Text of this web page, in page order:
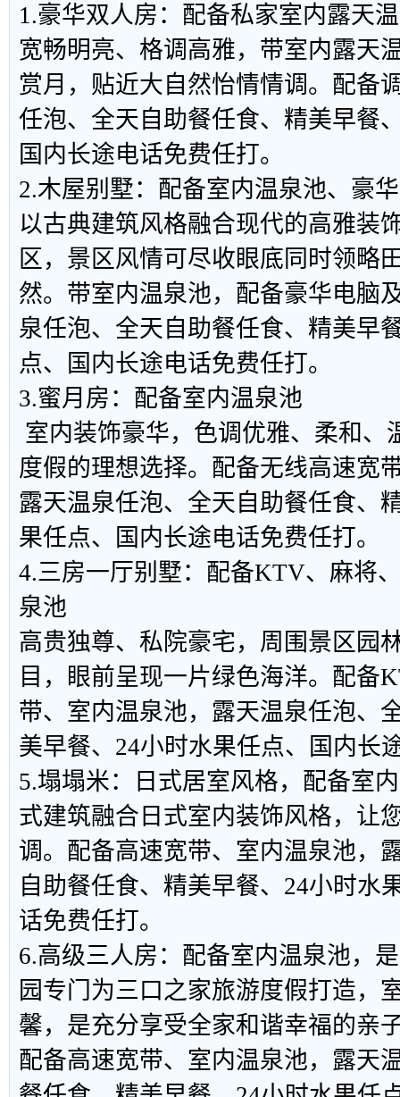
1.豪华双人房：配备私家室内露天
宽畅明亮、格调高雅，带室内露天
赏月，贴近大自然怡情情调。配备
任泡、全天自助餐任食、精美早餐
国内长途电话免费任打。
2.木屋别墅：配备室内温泉池、豪
以古典建筑风格融合现代的高雅装
区，景区风情可尽收眼底同时领略
然。带室内温泉池，配备豪华电脑
泉任泡、全天自助餐任食、精美早
点、国内长途电话免费任打。
3.蜜月房：配备室内温泉池
室内装饰豪华，色调优雅、柔和、
度假的理想选择。配备无线高速宽
露天温泉任泡、全天自助餐任食、
果任点、国内长途电话免费任打。
4.三房一厅别墅：配备KTV、麻将
泉池
高贵独尊、私院豪宅，周围景区园
目，眼前呈现一片绿色海洋。配备
带、室内温泉池，露天温泉任泡、
美早餐、24小时水果任点、国内长
5.塌塌米：日式居室风格，配备室
式建筑融合日式室内装饰风格，让
调。配备高速宽带、室内温泉池，
自助餐任食、精美早餐、24小时水
话免费任打。
6.高级三人房：配备室内温泉池，
园专门为三口之家旅游度假打造，
馨，是充分享受全家和谐幸福的亲
配备高速宽带、室内温泉池，露天